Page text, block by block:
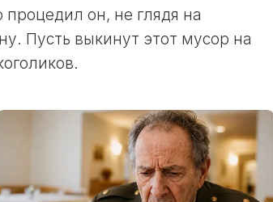
он, не глядя на
Пусть выкинут этот мусор на